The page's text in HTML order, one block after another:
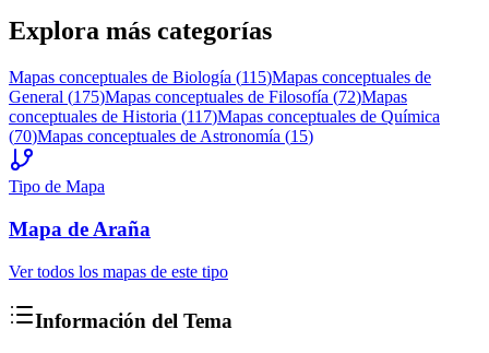
Explora más categorías
Mapas conceptuales de Biología (115)Mapas conceptuales de
General (175)Mapas conceptuales de Filosofía (72)Mapas
conceptuales de Historia (117)Mapas conceptuales de Química
(70)Mapas conceptuales de Astronomía (15)
Tipo de Mapa
Mapa de Araña
Ver todos los mapas de este tipo
Información del Tema